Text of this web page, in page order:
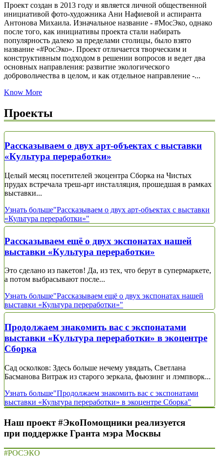
Проект создан в 2013 году и является личной общественной
инициативой фото-художника Ани Нафиевой и аспиранта
Антонова Михаила. Изначальное название - #МосЭко, однако
после того, как инициативы проекта стали набирать
популярность далеко за пределами столицы, было взято
название «#РосЭко». Проект отличается творческим и
конструктивным подходом в решении вопросов и ведет два
основных направления: развитие экологического
добровольчества в целом, и как отдельное направление -...
Know More
Проекты
Рассказываем о двух арт-объектах с выставки
«Культура переработки»
Целый месяц посетителей экоцентра Сборка на Чистых
прудах встречала треш-арт инсталляция, прошедшая в рамках
выставки...
Узнать больше"Рассказываем о двух арт-объектах с выставки
«Культура переработки»"
Рассказываем ещё о двух экспонатах нашей
выставки «Культура переработки»
Это сделано из пакетов! Да, из тех, что берут в супермаркете,
а потом выбрасывают после...
Узнать больше"Рассказываем ещё о двух экспонатах нашей
выставки «Культура переработки»"
Продолжаем знакомить вас с экспонатами
выставки «Культура переработки» в экоцентре
Сборка
Сад осколков: Здесь больше нечему увядать, Светлана
Басманова Витраж из старого зеркала, фьюзинг и лэмпворк...
Узнать больше"Продолжаем знакомить вас с экспонатами
выставки «Культура переработки» в экоцентре Сборка"
Наш проект #ЭкоПомощники реализуется
при поддержке Гранта мэра Москвы
#РОСЭКО